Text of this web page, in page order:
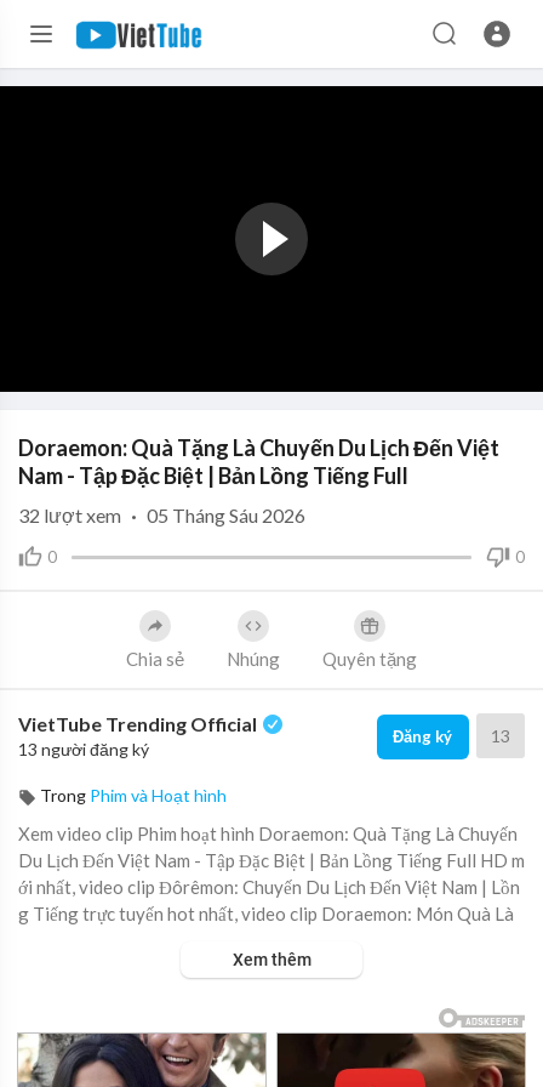
Doraemon: Quà Tặng Là Chuyến Du Lịch Đến Việt
Nam - Tập Đặc Biệt | Bản Lồng Tiếng Full
0 0
32 lượt xem · 05 Tháng Sáu 2026
Chia sẻ Nhúng Quyên tặng
VietTube Trending Official
13 người đăng ký
Đăng ký 13
Trong Phim và Hoạt hình
Xem video clip Phim hoạt hình Doraemon: Quà Tặng Là Chuyến
Du Lịch Đến Việt Nam - Tập Đặc Biệt | Bản Lồng Tiếng Full HD m
ới nhất, video clip Đôrêmon: Chuyến Du Lịch Đến Việt Nam | Lồn
g Tiếng trực tuyến hot nhất, video clip Doraemon: Món Quà Là
t món quà vô cùng đặc biệt - chuyến du lịch khám phá Việt Nam.
✈
Xem thêm